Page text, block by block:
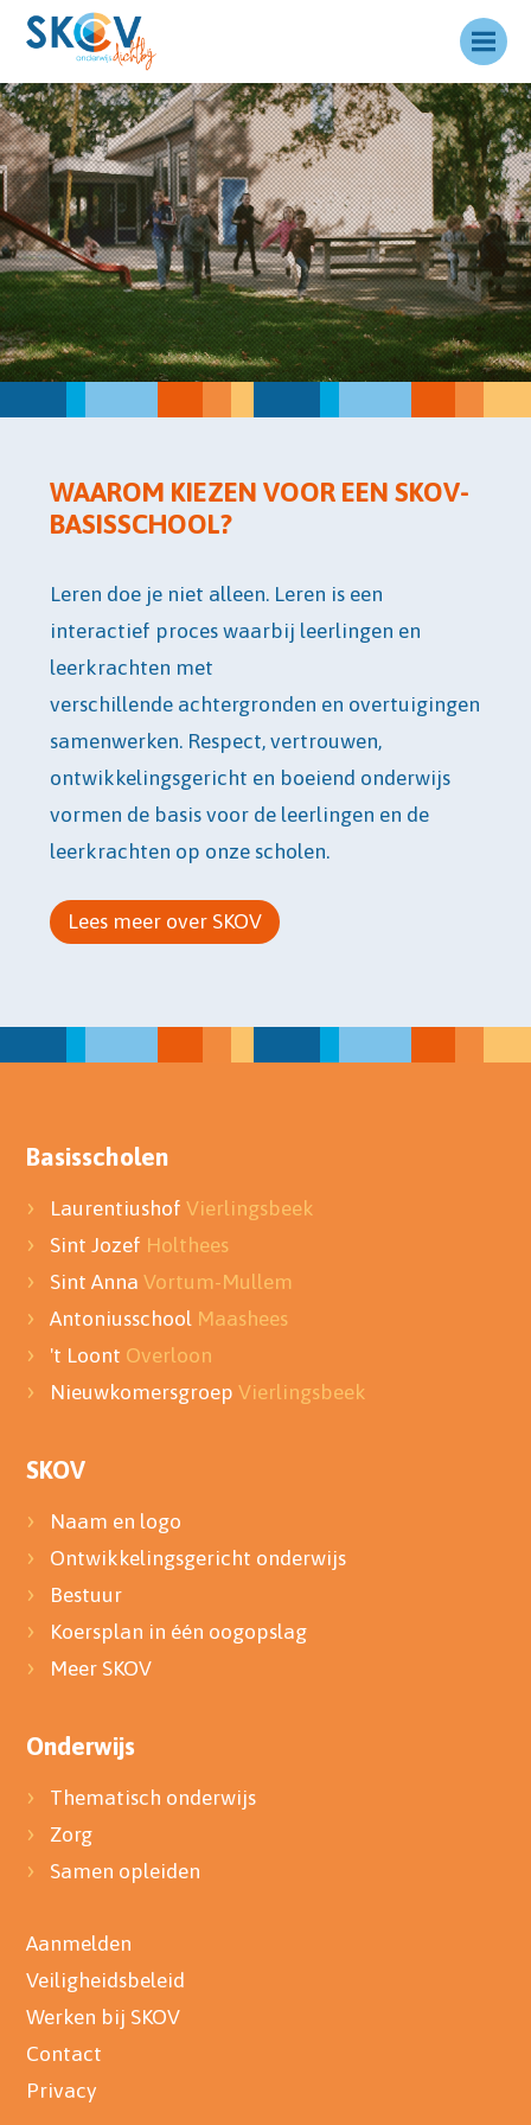
WAAROM KIEZEN VOOR EEN SKOV-
BASISSCHOOL?
Leren doe je niet alleen. Leren is een
interactief proces waarbij leerlingen en
leerkrachten met
verschillende achtergronden en overtuigingen
samenwerken. Respect, vertrouwen,
ontwikkelingsgericht en boeiend onderwijs
vormen de basis voor de leerlingen en de
leerkrachten op onze scholen.
Lees meer over SKOV
Basisscholen
LaurentiushofVierlingsbeek
Sint Jozef Holthees
Sint AnnaVortum-Mullem
Antoniusschool Maashees
't Loont Overloon
NieuwkomersgroepVierlingsbeek
SKOV
Naam en logo
Ontwikkelingsgericht onderwijs
Bestuur
Koersplan in één oogopslag
Meer SKOV
Onderwijs
Thematisch onderwijs
Zorg
Samen opleiden
Aanmelden
Veiligheidsbeleid
Werken bij SKOV
Contact
Privacy